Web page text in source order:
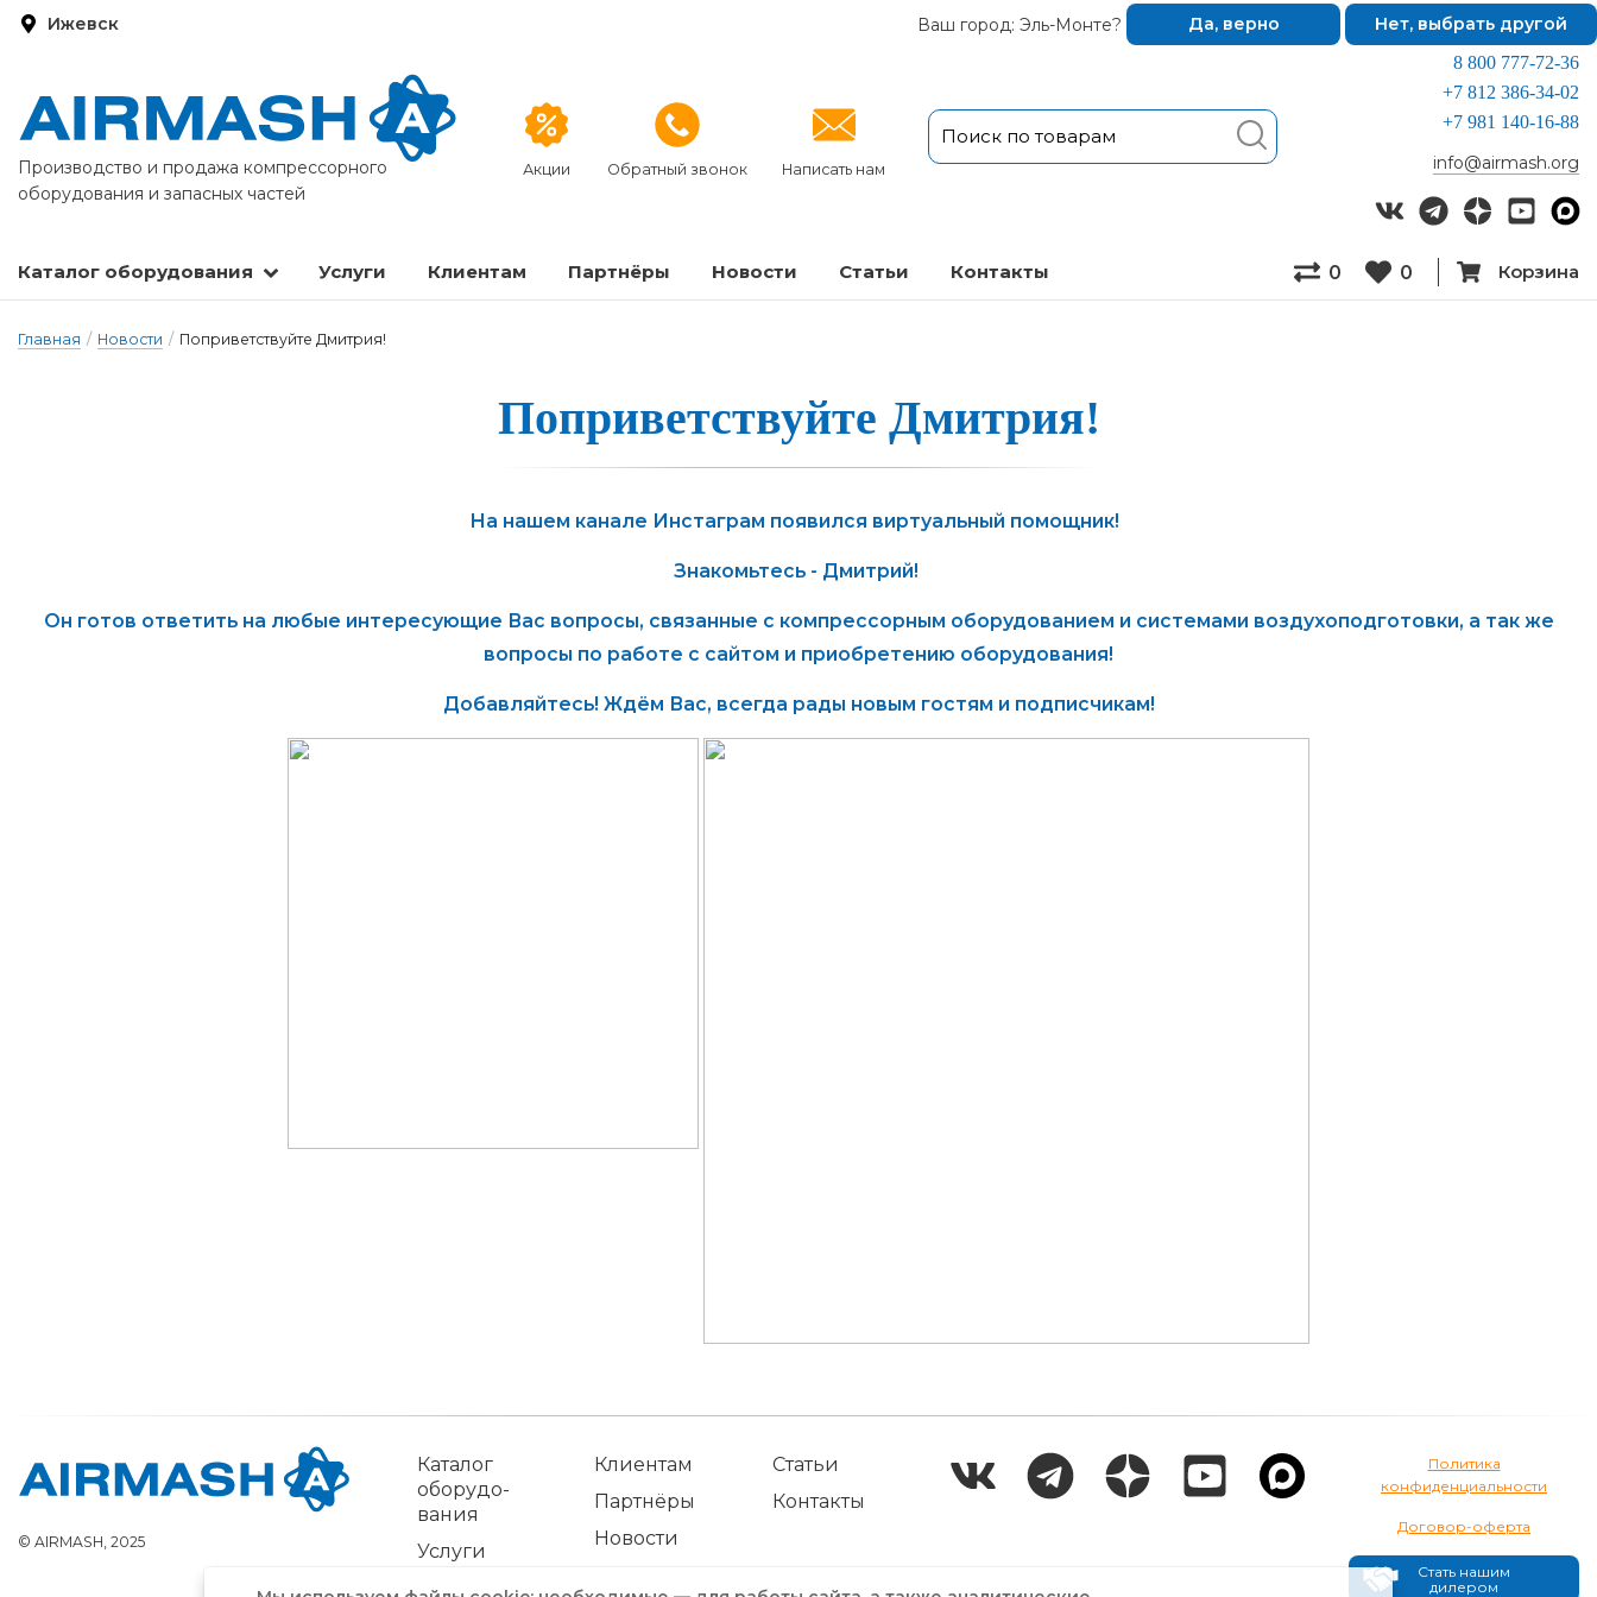
Ижевск Ваш город: Эль-Монте? Да, верно Нет, выбрать другой
Производство и продажа компрессорного
оборудования и запасных частей
Акции Обратный звонок Написать нам
8 800 777-72-36
+7 812 386-34-02
+7 981 140-16-88
info@airmash.org
Каталог оборудования Услуги Клиентам Партнёры Новости Статьи Кон­так­ты 0 0 Корзина
Главная / Новости / Поприветствуйте Дмитрия!
Поприветс­твуй­те Дмит­рия!
На нашем канале Инстаграм появился виртуальный помощник!
Знакомьтесь - Дмитрий!
Он готов ответить на любые интересующие Вас вопросы, связанные с компрессорным оборудованием и системами воздухоподготовки, а так же
вопросы по работе с сайтом и приобретению оборудования!
Добавляйтесь! Ждём Вас, всегда рады новым гостям и подписчикам!
© AIRMASH, 2025
Каталог
обо­рудо­
вания
Услуги
Клиентам
Партнёры
Новости
Статьи
Контакты
Политика
конфиденциальности
Договор-оферта
Стать нашим
дилером